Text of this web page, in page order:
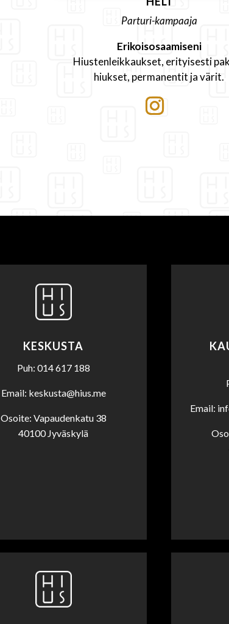
Parturi-kampaaja
Erikoisosaamiseni
Hiustenleikkaukset, erityisesti
hiukset, permanentit ja värit.
KESKUSTA
Puh: 014 617 188
Email: keskusta@hius.me
Osoite: Vapaudenkatu 38
40100 Jyväskylä
Email: